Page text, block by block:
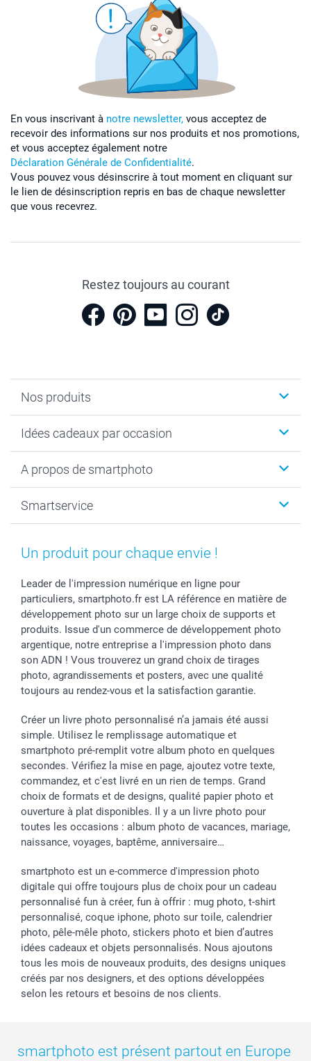
En vous inscrivant à notre newsletter, vous acceptez de
recevoir des informations sur nos produits et nos promotions,
et vous acceptez également notre
Déclaration Générale de Confidentialité.
Vous pouvez vous désinscrire à tout moment en cliquant sur
le lien de désinscription repris en bas de chaque newsletter
que vous recevrez.
Restez toujours au courant
Nos produits
Calendrier photo & Agenda photo
Tirage photo & agrandissement
Faire-part & Cartes
Coques smartphone
Stickers & Etiquettes
Cadres photo & accessoires déco
Dénicheur d'idées cadeau
Idées cadeaux par occasion
Anniversaire
Naissance & baptême
Fête des Mères
Fête des Pères
Communion
Baptême
Toussaint
Rentrée des classes
Saint-Valentin
Vacances
A propos de smartphoto
Plan du site
Droit de rétraction
Plaintes
Vie privée
Gestion des cookies
Tarifs
Partenariats & Influence
Investisseurs
Smartservice
Aide
smartbonus
smartfriends
Livraison
Modes de paiement
Grandes quantités
Statut de ma commande
Un produit pour chaque envie !
Leader de l'impression numérique en ligne pour
particuliers, smartphoto.fr est LA référence en matière de
développement photo sur un large choix de supports et
produits. Issue d'un commerce de développement photo
argentique, notre entreprise a l'impression photo dans
son ADN ! Vous trouverez un grand choix de tirages
photo, agrandissements et posters, avec une qualité
toujours au rendez-vous et la satisfaction garantie.
Créer un livre photo personnalisé n’a jamais été aussi
simple. Utilisez le remplissage automatique et
smartphoto pré-remplit votre album photo en quelques
secondes. Vérifiez la mise en page, ajoutez votre texte,
commandez, et c'est livré en un rien de temps. Grand
choix de formats et de designs, qualité papier photo et
ouverture à plat disponibles. Il y a un livre photo pour
toutes les occasions : album photo de vacances, mariage,
naissance, voyages, baptême, anniversaire…
smartphoto est un e-commerce d'impression photo
digitale qui offre toujours plus de choix pour un cadeau
personnalisé fun à créer, fun à offrir : mug photo, t-shirt
personnalisé, coque iphone, photo sur toile, calendrier
photo, pêle-mêle photo, stickers photo et bien d’autres
idées cadeaux et objets personnalisés. Nous ajoutons
tous les mois de nouveaux produits, des designs uniques
créés par nos designers, et des options développées
selon les retours et besoins de nos clients.
smartphoto est présent partout en Europe